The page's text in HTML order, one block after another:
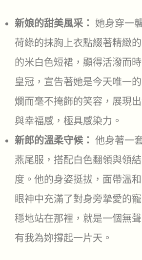
新娘的甜美風采： 她身穿一
荷綠的抹胸上衣點綴著精緻
的米白色短裙，顯得活潑而
皇冠，宣告著她是今天唯一
爛而毫不掩飾的笑容，展現
與幸福感，極具感染力。
新郎的溫柔守候： 他身著一
燕尾服，搭配白色翻領與領
度。他的身姿挺拔，面帶溫
眼神中充滿了對身旁摯愛的
穩地站在那裡，就是一個無
有我為妳撐起一片天。